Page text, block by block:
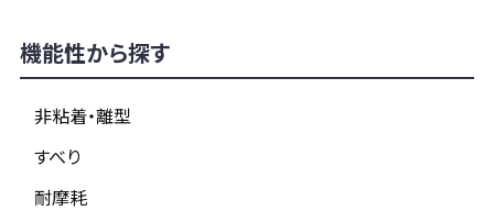
機能性から探す
非粘着・離型
すべり
耐摩耗